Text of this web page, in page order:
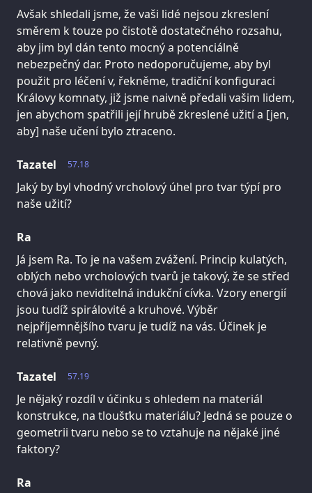
Avšak shledali jsme, že vaši lidé nejsou zkreslení
směrem k touze po čistotě dostatečného rozsahu,
aby jim byl dán tento mocný a potenciálně
nebezpečný dar. Proto nedoporučujeme, aby byl
použit pro léčení v, řekněme, tradiční konfiguraci
Královy komnaty, již jsme naivně předali vašim lidem,
jen abychom spatřili její hrubě zkreslené užití a [jen,
aby] naše učení bylo ztraceno.
57.18
Tazatel
Jaký by byl vhodný vrcholový úhel pro tvar týpí pro
naše užití?
Ra
Já jsem Ra. To je na vašem zvážení. Princip kulatých,
oblých nebo vrcholových tvarů je takový, že se střed
chová jako neviditelná indukční cívka. Vzory energií
jsou tudíž spirálovité a kruhové. Výběr
nejpříjemnějšího tvaru je tudíž na vás. Účinek je
relativně pevný.
57.19
Tazatel
Je nějaký rozdíl v účinku s ohledem na materiál
konstrukce, na tloušťku materiálu? Jedná se pouze o
geometrii tvaru nebo se to vztahuje na nějaké jiné
faktory?
Ra